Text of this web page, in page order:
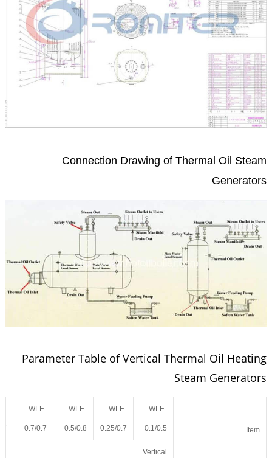
Connection Drawing of Thermal Oil Steam
Generators
Parameter Table of Vertical Thermal Oil Heating
Steam Generators
Item
WLE-
0.1/0.5
WLE-
0.25/0.7
WLE-
0.5/0.8
WLE-
0.7/0.7
Vertical